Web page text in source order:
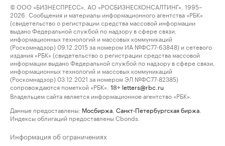
© ООО «БИЗНЕСПРЕСС», АО «РОСБИЗНЕСКОНСАЛТИНГ», 1995–
2026. Сообщения и материалы информационного агентства «РБК»
(свидетельство о регистрации средства массовой информации
выдано Федеральной службой по надзору в сфере связи,
информационных технологий и массовых коммуникаций
(Роскомнадзор) 09.12.2015 за номером ИА №ФС77-63848) и сетевого
издания «РБК» (свидетельство о регистрации средства массовой
информации выдано Федеральной службой по надзору в сфере связи,
информационных технологий и массовых коммуникаций
(Роскомнадзор) 03.12.2021 за номером ЭЛ №ФС77-82385)
сопровождаются пометкой «РБК».
18+ letters@rbc.ru
Владельцем сайта является информационное агентство «РБК».
Данные предоставлены: Мосбиржа Санкт-Петербургская биржа
Индексы облигаций предоставлены Cbonds.
Информация об ограничениях